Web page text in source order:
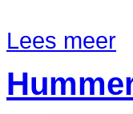
Lees meer